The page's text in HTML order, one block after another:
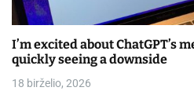
I’m excited about ChatGPT’s
quickly seeing a downside
18 birželio, 2026